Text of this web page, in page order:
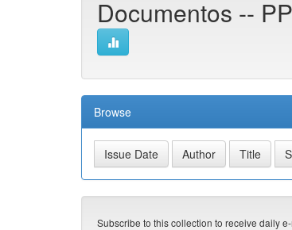
Documentos --
Browse
Subscribe to this collection to receive daily